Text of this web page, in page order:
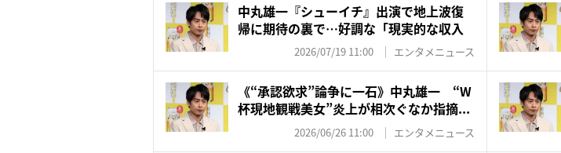
中丸雄一『シューイチ』出演で地上波復
帰に期待の裏で…好調な「現実的な収入
2026/07/19 11:00 エンタメニュース
《“承認欲求”論争に一石》中丸雄一 “W
杯現地観戦美女”炎上が相次ぐなか指摘...
2026/06/26 11:00 エンタメニュース